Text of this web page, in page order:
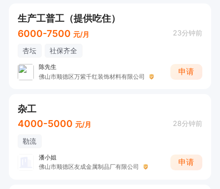
生产工普工（提供吃住）
6000-7500 元/月 23分钟前
杏坛 社保齐全
陈先生
佛山市顺德区万紫千红装饰材料有限公司
申请
杂工
4000-5000 元/月 28分钟前
勒流
潘小姐
佛山市顺德区友成金属制品厂有限公司
申请